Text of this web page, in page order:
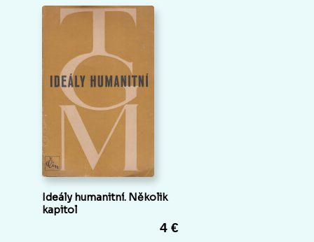
Ideály humanitní. Několik
kapitol
4 €